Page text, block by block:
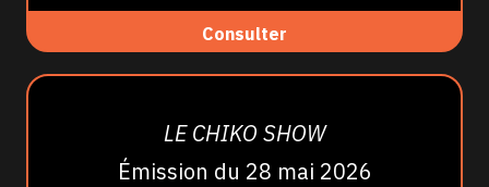
Consulter
LE CHIKO SHOW
Émission du 28 mai 2026